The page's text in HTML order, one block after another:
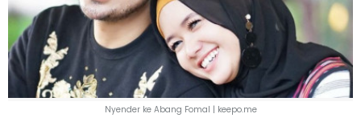
Nyender ke Abang Fomal | keepo.me